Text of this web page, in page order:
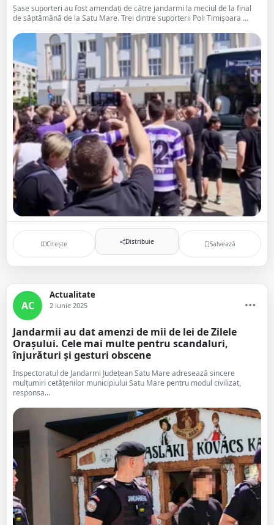
Șase suporteri au fost amendați de către jandarmi la meciul de la final
de săptămână de la Satu Mare. Trei dintre suporterii Poli Timișoara ...
Citește Distribuie Salvează
AC
Actualitate
2 iunie 2025
Jandarmii au dat amenzi de mii de lei de Zilele
Orașului. Cele mai multe pentru scandaluri,
înjurături și gesturi obscene
Inspectoratul de Jandarmi Județean Satu Mare adresează sincere
mulțumiri cetățenilor municipiului Satu Mare pentru modul civilizat,
responsa...